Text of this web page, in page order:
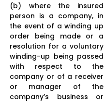
(b) where the insured
person is a company, in
the event of a winding up
order being made or a
resolution for a voluntary
winding-up being passed
with respect to the
company or of a receiver
or manager of the
company’s business or